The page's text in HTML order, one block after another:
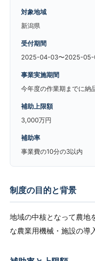
対象地域
新潟県
受付期間
2025-04-03〜2025-
事業実施期間
今年度の作業期までに納
補助上限額
3,000万円
補助率
事業費の10分の3以内
制度の目的と背景
地域の中核となって農地
な農業用機械・施設の導